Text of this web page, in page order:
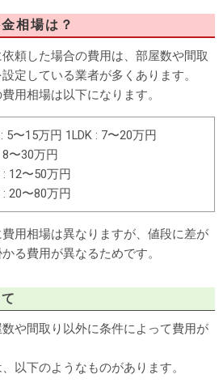
相場は？
頼した場合の費用は、部屋数や間取
定している業者が多くあります。
用相場は以下になります。
5〜15万円 1LDK : 7〜20万円
8〜30万円
: 12〜50万円
: 20〜80万円
用相場は異なりますが、値段に差が
る費用が異なるためです。
や間取り以外に条件によって費用が
以下のようなものがあります。